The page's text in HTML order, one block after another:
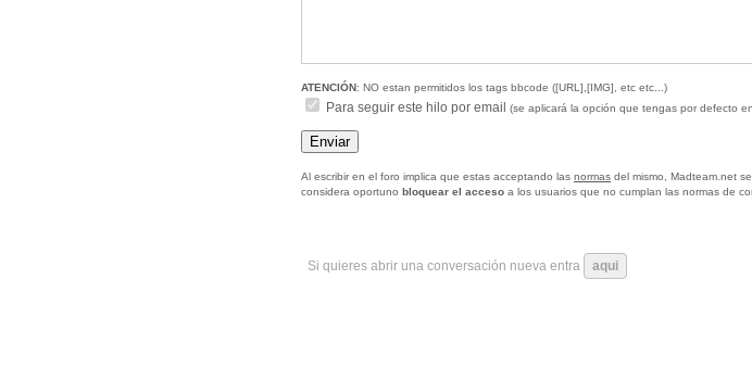
ATENCIÓN: NO estan permitidos los tags bbcode ([URL],[IMG], etc etc...)
Para seguir este hilo por email (se aplicará la opción que tengas por defecto
Al escribir en el foro implica que estas acceptando las normas del mismo, Madteam.net
considera oportuno bloquear el acceso a los usuarios que no cumplan las normas de
Si quieres abrir una conversación nueva entra aqui